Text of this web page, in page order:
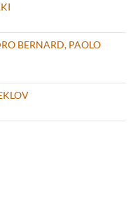
BERNARD, PAOLO